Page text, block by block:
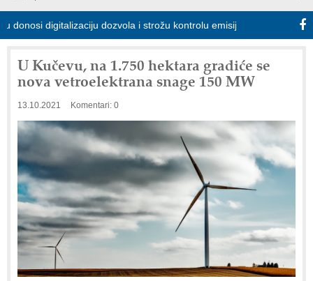
digitalizaciju dozvola i strožu kontrolu emisija Proizvodnja
U Kučevu, na 1.750 hektara gradiće se
nova vetroelektrana snage 150 MW
13.10.2021 Komentari: 0